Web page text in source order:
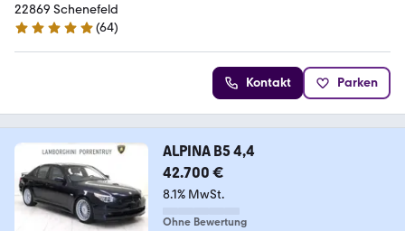
22869 Schenefeld
4.9 Sterne
(64)
Kontakt Parken
ALPINA B5 4,4
42.700 €
8.1% MwSt.
Ohne Bewertung